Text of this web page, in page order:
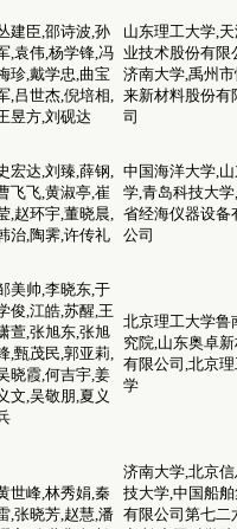
建臣,邵诗波,孙
,袁伟,杨学锋,冯
珍,戴学忠,曲宝
,吕世杰,倪培相,
昱方,刘砚达
山东理工大学,
业技术股份有限
济南大学,禹州
来新材料股份有
司
宏达,刘臻,薛钢,
飞飞,黄淑亭,崔
,赵环宇,董晓晨,
治,陶霁,许传礼
中国海洋大学,
学,青岛科技大
省经海仪器设备
公司
美帅,李晓东,于
俊,江皓,苏醒,王
萱,张旭东,张旭
,甄茂民,郭亚莉,
晓霞,何吉宇,姜
文,吴敬朋,夏义
北京理工大学鲁
究院,山东奥卓
有限公司,北京
学
世峰,林秀娟,秦
,张晓芳,赵慧,潘
济南大学,北京
技大学,中国船
有限公司第七二